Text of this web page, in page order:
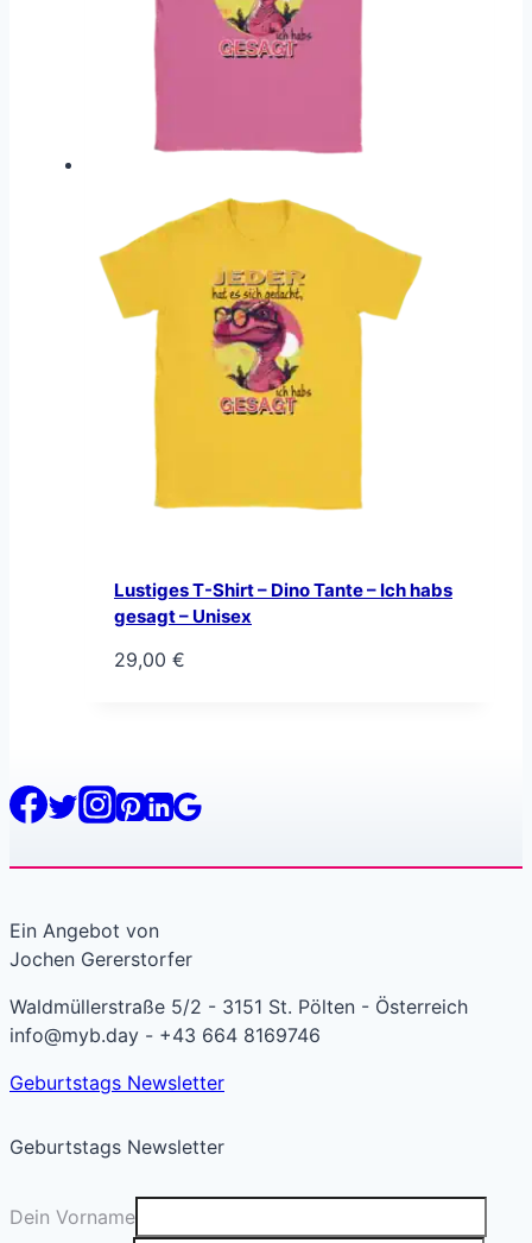
Lustiges T-Shirt – Dino Tante – Ich habs
gesagt – Unisex
29,00 €
Ein Angebot von
Jochen Gererstorfer
Waldmüllerstraße 5/2 - 3151 St. Pölten - Österreich
info@myb.day - +43 664 8169746
Geburtstags Newsletter
Geburtstags Newsletter
Dein Vorname